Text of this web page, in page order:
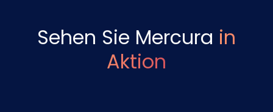
Sehen Sie Mercura in
Aktion